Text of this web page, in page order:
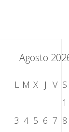
Agosto
L M X J V S
1
3 4 5 6 7 8